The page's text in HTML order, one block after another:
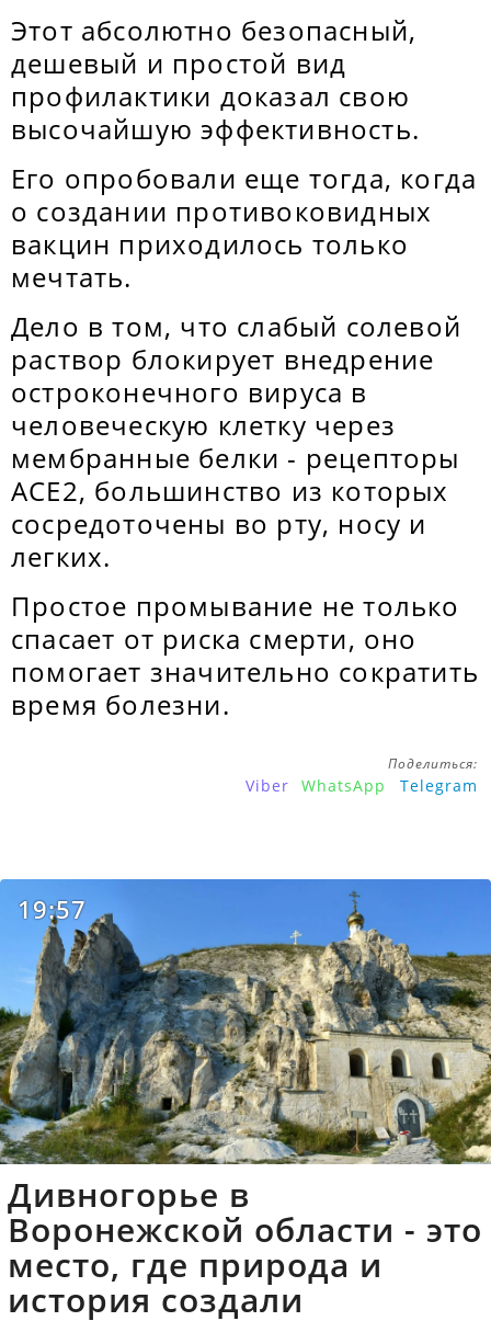
Этот абсолютно безопасный,
дешевый и простой вид
профилактики доказал свою
высочайшую эффективность.
Его опробовали еще тогда, когда
о создании противоковидных
вакцин приходилось только
мечтать.
Дело в том, что слабый солевой
раствор блокирует внедрение
остроконечного вируса в
человеческую клетку через
мембранные белки - рецепторы
АСЕ2, большинство из которых
сосредоточены во рту, носу и
легких.
Простое промывание не только
спасает от риска смерти, оно
помогает значительно сократить
время болезни.
Поделиться:
Viber WhatsApp Telegram
19:57
Дивногорье в
Воронежской области - это
место, где природа и
история создали